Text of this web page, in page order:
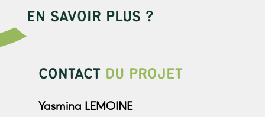
EN SAVOIR PLUS ?
CONTACT DU PROJET
Yasmina LEMOINE